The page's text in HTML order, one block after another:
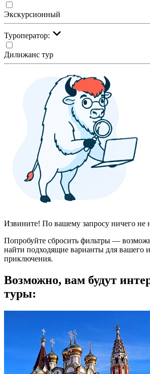
Экскурсионный
Туроператор:
Дилижанс тур
Извините! По вашему запросу ничего не
Попробуйте сбросить фильтры —
найти подходящие варианты для вашего
приключения.
Возможно, вам будут
туры: